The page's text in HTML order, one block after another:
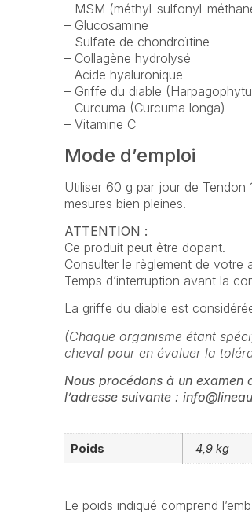
– MSM (méthyl-sulfonyl-
– Glucosamine
– Sulfate de chondroïtine
– Collagène hydrolysé
– Acide hyaluronique
– Griffe du diable
– Curcuma (Curcuma longa)
– Vitamine C
Mode d’emploi
Utiliser 60 g par jour de
mesures bien pleines.
ATTENTION :
Ce produit peut être dopant.
Consulter le règlement de
Temps d’interruption avant la
La griffe du diable est
(Chaque organisme étant
cheval pour en évaluer la
Nous procédons à un examen
l’adresse suivante :
Poids 4,9 kg
Le poids indiqué comprend